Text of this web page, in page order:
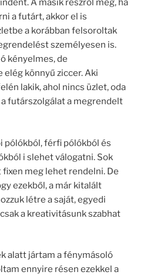
A másik részről meg, ha
a futárt, akkor el is
a korábban felsoroltak
személyesen is.
kényelmes, de
könnyű ziccer. Aki
lakik, ahol nincs üzlet, oda
futárszolgálat a megrendelt
pólókból, férfi pólókból és
i slehet válogatni. Sok
meg lehet rendelni. De
ezekből, a már kitalált
létre a saját, egyedi
a kreativitásunk szabhat
alatt jártam a fénymásoló
ennyire résen ezekkel a